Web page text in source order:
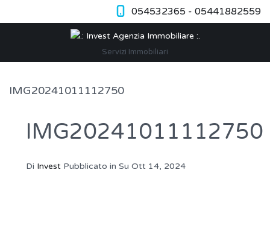
054532365 - 05441882559
Servizi Immobiliari
IMG20241011112750
IMG20241011112750
Di Invest Pubblicato in Su Ott 14, 2024